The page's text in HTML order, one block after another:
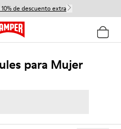
de descuento extra
para Mujer